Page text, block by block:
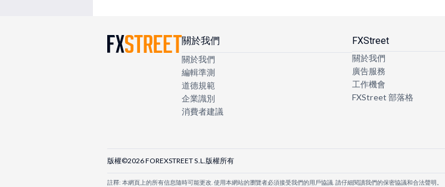
關於我們
關於我們
編輯準測
道德規範
企業識別
消費者建議
FXStreet
關於我們
廣告服務
工作機會
FXStreet 部落格
版權©2026 FOREXSTREET S.L.版權所有
註釋: 本網頁上的所有信息隨時可能更改. 使用本網站的瀏覽者必須接受我們的用戶協議. 請仔細閱讀我們的保密協議和合法聲明。